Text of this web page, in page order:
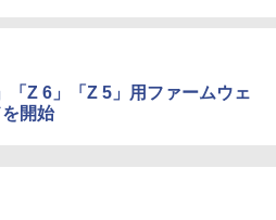
「Z 6」「Z 5」用ファームウェ
開始